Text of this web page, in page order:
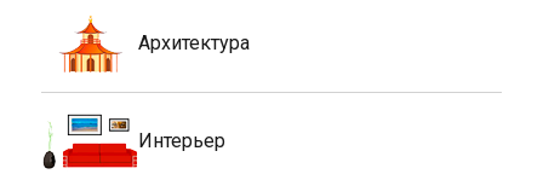
Архитектура
Интерьер